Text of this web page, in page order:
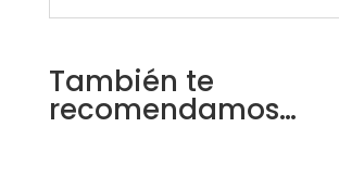
También te
recomendamos…